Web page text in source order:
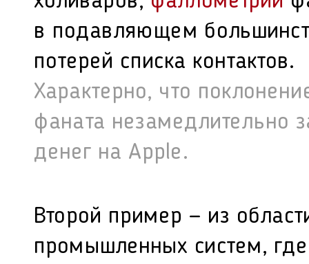
в подавляющем
потерей списка контактов.
Характерно, что
фаната незамедлительно
денег на Apple.
Второй пример — из
промышленных систем,